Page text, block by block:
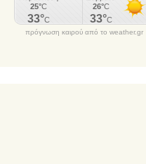
πρόγνωση καιρού από το weather.gr